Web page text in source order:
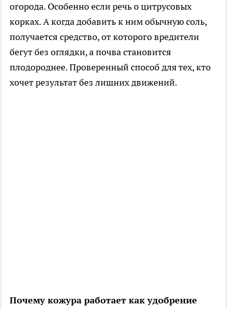
огорода. Особенно если речь о цитрусовых
корках. А когда добавить к ним обычную соль,
получается средство, от которого вредители
бегут без оглядки, а почва становится
плодороднее. Проверенный способ для тех, кто
хочет результат без лишних движений.
Почему кожура работает как удобрение